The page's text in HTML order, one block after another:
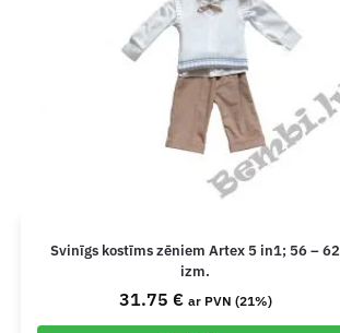
Svinīgs kostīms zēniem Artex 5 in1; 56 – 62
izm.
31.75 € ar PVN (21%)